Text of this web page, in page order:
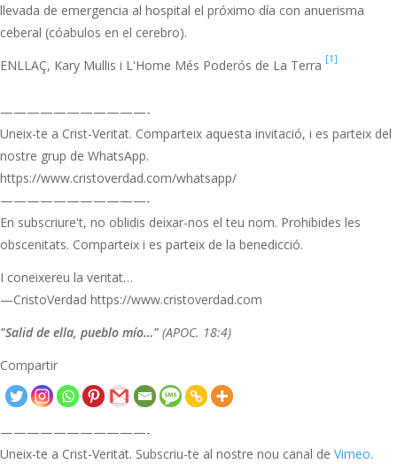
llevada de emergencia al hospital el próximo día con anuerisma
ceberal (cóabulos en el cerebro).
ENLLAÇ, Kary Mullis i L'Home Més Poderós de La Terra [1]
———————————-
Uneix-te a Crist-Veritat. Comparteix aquesta invitació, i es parteix del
nostre grup de WhatsApp.
https://www.cristoverdad.com/whatsapp/
———————————-
En subscriure't, no oblidis deixar-nos el teu nom. Prohibides les
obscenitats. Comparteix i es parteix de la benedicció.
I coneixereu la veritat…
—CristoVerdad https://www.cristoverdad.com
"Salid de ella, pueblo mío…" (APOC. 18:4)
Compartir
———————————-
Uneix-te a Crist-Veritat. Subscriu-te al nostre nou canal de Vimeo.